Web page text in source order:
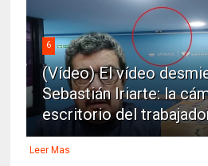
6
(Vídeo) El vídeo
Sebastián Iriarte: la
escritorio del
Leer Mas